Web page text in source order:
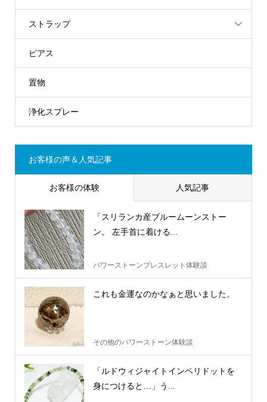
ストラップ
ピアス
置物
浄化スプレー
お客様の声＆人気記事
お客様の体験 人気記事
「スリランカ産ブルームーンストー
ン。 左手首に着ける...
パワーストーンブレスレット体験談
これも金運なのかなぁと思いました。
その他のパワーストーン体験談
「ルドウィジャイトインペリドットを
身につけると…」う...